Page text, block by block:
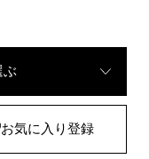
ぶ
お気に入り登録